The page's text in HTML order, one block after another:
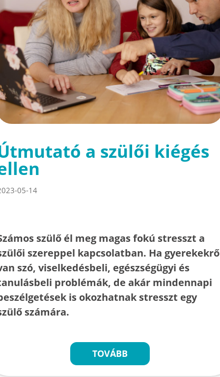
a szülői kiégés
05-14
szülő él meg magas fokú stresszt a
szereppel kapcsolatban. Ha
szó, viselkedésbeli, egészségügyi és
problémák, de akár mindennapi
is okozhatnak stresszt egy
számára.
TOVÁBB